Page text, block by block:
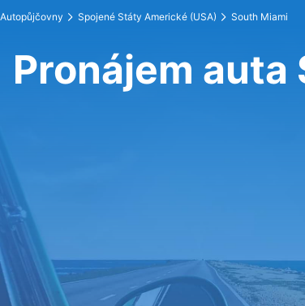
Autopůjčovny Spojené Státy Americké (USA) South Miami
Pronájem auta